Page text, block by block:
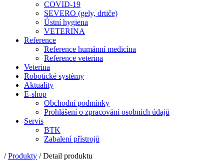
COVID-19
SEVERO (gely, drtiče)
Ústní hygiena
VETERINA
Reference
Reference humánní medicína
Reference veterina
Veterina
Robotické systémy
Aktuality
E-shop
Obchodní podmínky
Prohlášení o zpracování osobních údajů
Servis
BTK
Zabalení přístrojů
/Produkty / Detail produktu